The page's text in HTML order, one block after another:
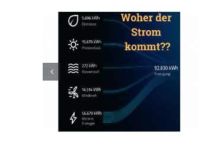
Abtauchen, Pool testen
💦